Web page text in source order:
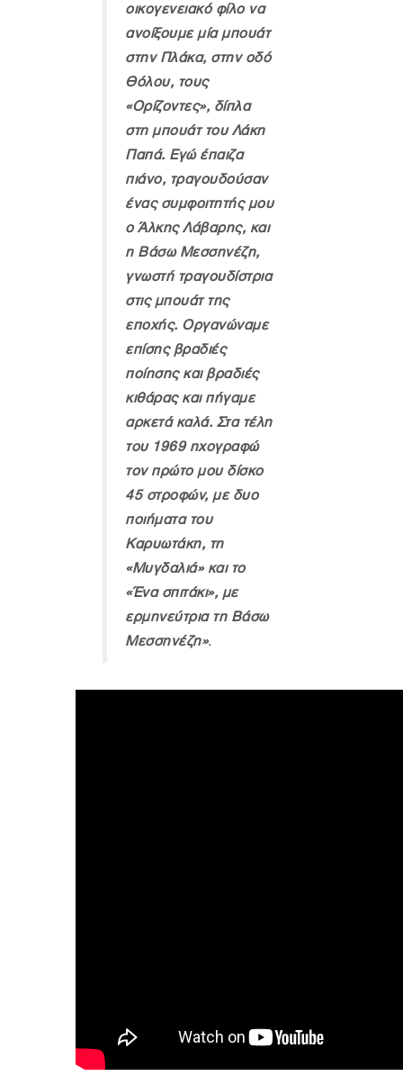
οικογενειακό φίλο να
ανοίξουμε μία μπουάτ
στην Πλάκα, στην οδό
Θόλου, τους
«Ορίζοντες», δίπλα
στη μπουάτ του Λάκη
Παπά. Εγώ έπαιζα
πιάνο, τραγουδούσαν
ένας συμφοιτητής μου
ο Άλκης Λάβαρης, και
η Βάσω Μεσσηνέζη,
γνωστή τραγουδίστρια
στις μπουάτ της
εποχής. Οργανώναμε
επίσης βραδιές
ποίησης και βραδιές
κιθάρας και πήγαμε
αρκετά καλά. Στα τέλη
του 1969 ηχογραφώ
τον πρώτο μου δίσκο
45 στροφών, με δυο
ποιήματα του
Καρυωτάκη, τη
«Μυγδαλιά» και το
«Ένα σπιτάκι», με
ερμηνεύτρια τη Βάσω
Μεσσηνέζη».